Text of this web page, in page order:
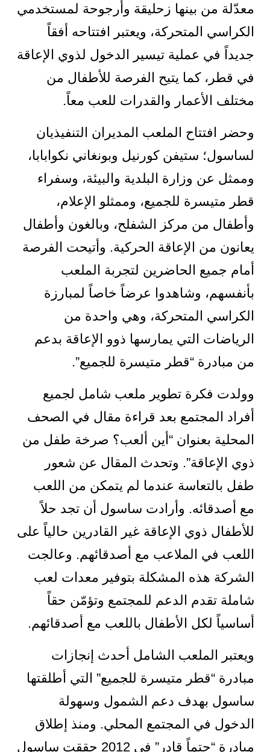
معدّلة من بينها زحليقة وأرجوحة لمستخدمي
الكراسي المتحركة، ويعتبر افتتاحه أفقاً
جديداً في عملية تيسير الدخول لذوي الإعاقة
في قطر، كما يتيح الفرصة للأطفال من
مختلف الأعمار والقدرات للعب معاً.
وحضر افتتاح الملعب المديران التنفيذيان
لساسول؛ ستيفن كورنيل وبونغاني نكوابابا،
وممثل عن وزارة البلدية والبيئة، وسفراء
قطر متيسرة للجميع، وممثلو الإعلام،
وأطفال من مركز الشفلح، وبالغون وأطفال
يعانون من الإعاقة الحركية. وأتيحت الفرصة
أمام جميع الحاضرين لتجربة الملعب
بأنفسهم، وشاهدوا عرضاً خاصاً لمبارزة
الكراسي المتحركة، وهي واحدة من
الرياضات التي يمارسها ذوو الإعاقة بدعم
من مبادرة “قطر متيسرة للجميع”.
وولدت فكرة تطوير ملعب شامل لجميع
أفراد المجتمع بعد قراءة مقال في الصحف
المحلية بعنوان “أين ألعب؟ صرخة طفل من
ذوي الإعاقة”. وتحدث المقال عن شعور
طفل بالتعاسة عندما لم يتمكن من اللعب
مع أصدقائه. وأرادت ساسول أن تجد حلاً
للأطفال ذوي الإعاقة غير القادرين حالياً على
اللعب في الملاعب مع أصدقائهم. وعالجت
الشركة هذه المشكلة بتوفير معدات لعب
شاملة تقدم الدعم للمجتمع وتؤمّن حقاً
أساسياً لكل الأطفال باللعب مع أصدقائهم.
ويعتبر الملعب الشامل أحدث إنجازات
مبادرة “قطر متيسرة للجميع” التي أطلقتها
ساسول بهدف دعم الشمول وسهولة
الدخول في المجتمع المحلي. ومنذ إطلاق
مبادرة “حتماً قادر” في 2012 حققت ساسول